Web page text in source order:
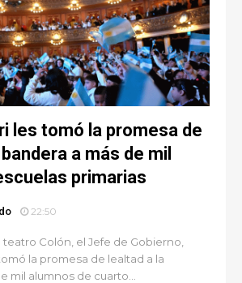
les tomó la promesa de
a más de mil
primarias
22:50
Colón, el Jefe de Gobierno,
la promesa de lealtad a la
mil alumnos de cuarto...